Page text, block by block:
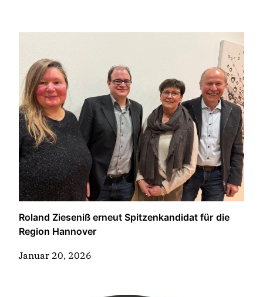
Roland Zieseniß erneut Spitzenkandidat für die
Region Hannover
Januar 20, 2026